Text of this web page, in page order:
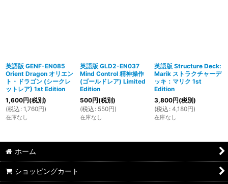
英語版 GENF-EN085
Orient Dragon オリエン
ト・ドラゴン (シークレ
ットレア) 1st Edition
1,600円(税別)
(税込 : 1,760円)
在庫なし
英語版 GLD2-EN037
Mind Control 精神操作
(ゴールドレア) Limited
Edition
500円(税別)
(税込 : 550円)
在庫なし
英語版 Structure Deck:
Marik ストラクチャーデ
ッキ：マリク 1st
Edition
3,800円(税別)
(税込 : 4,180円)
在庫なし
ホーム
ショッピングカート